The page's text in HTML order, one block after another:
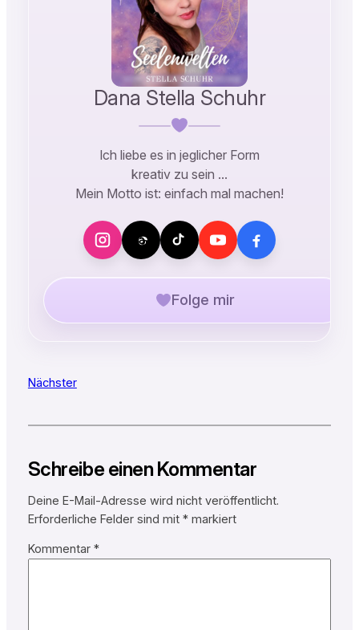
Dana Stella Schuhr
Ich liebe es in jeglicher Form
kreativ zu sein …
Mein Motto ist: einfach mal machen!
Folge mir
Nächster
Schreibe einen Kommentar
Deine E-Mail-Adresse wird nicht veröffentlicht.
Erforderliche Felder sind mit *markiert
Kommentar *